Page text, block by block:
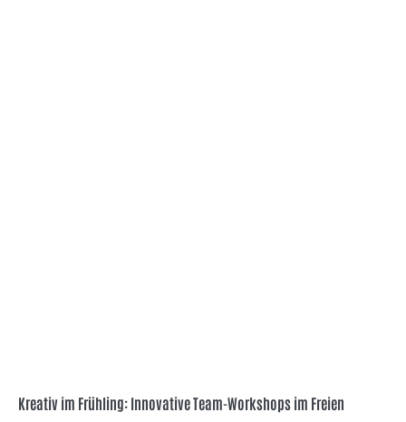
Kreativ im Frühling: Innovative Team-Workshops im Freien